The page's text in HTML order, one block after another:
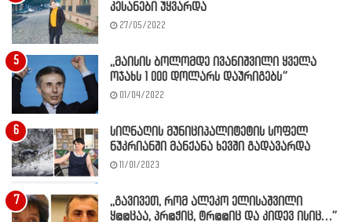
კესანები უყვარდა
27/05/2022
,,მაისის ბოლომდე ივანიშვილი ყველა
ოჯახს 1 000 დოლარს დაურიგებს”
01/04/2022
სიღნაღის მუნიციპალიტეტის სოფელ
ნუკრიანში მანქანა ხევში გადავარდა
11/01/2023
,,გავივეთ, რომ ალეკო ელისაშვილი
ყ@@ცაა, პრ@ჭიც, ტრ@@იც და კიდევ ისიც…”